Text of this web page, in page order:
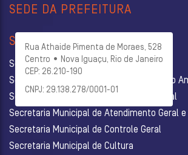
SEDE DA PREFEITURA
Rua Athaide Pimenta de Moraes, 528
Centro • Nova Iguaçu, Rio de Janeiro
CEP: 26.210-190
CNPJ: 29.138.278/0001-01
SECRETARIAS
Secretaria Municipal de Administração
Secretaria Municipal de Agricultura e Meio
Secretaria Municipal de Assistência Social
Secretaria Municipal de Atendimento Geral e
Secretaria Municipal de Controle Geral
Secretaria Municipal de Cultura